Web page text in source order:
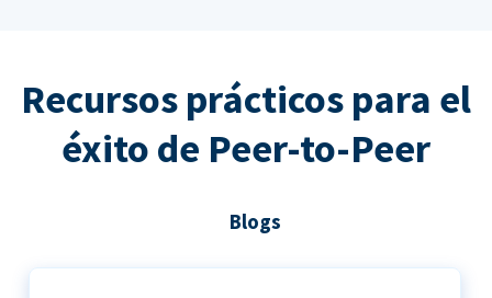
Recursos prácticos para el
éxito de Peer-to-Peer
Blogs